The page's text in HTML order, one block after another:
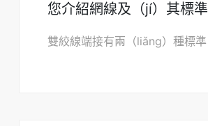
您介紹網線及（jí）其標準